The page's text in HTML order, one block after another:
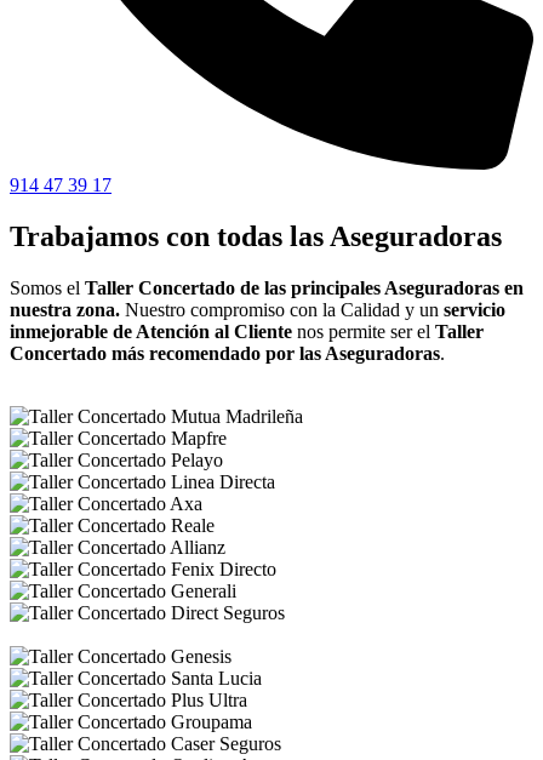
914 47 39 17
Trabajamos con todas las Aseguradoras
Somos el Taller Concertado de las principales Aseguradoras en
nuestra zona. Nuestro compromiso con la Calidad y un servicio
inmejorable de Atención al Cliente nos permite ser el Taller
Concertado más recomendado por las Aseguradoras.